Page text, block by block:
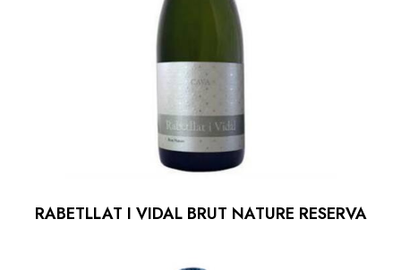
RABETLLAT I VIDAL BRUT NATURE RESERVA